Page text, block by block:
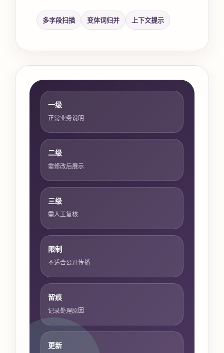
多字段扫描 变体词归并 上下文提示
一级
正常业务说明
二级
需修改后展示
三级
需人工复核
限制
不适合公开传播
留痕
记录处理原因
更新